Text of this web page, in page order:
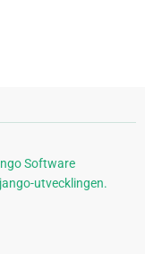
Software
utvecklingen.